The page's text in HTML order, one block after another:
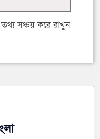
সঞ্চয় করে রাখুন